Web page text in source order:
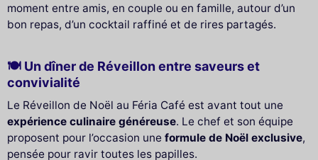
moment entre amis, en couple ou en famille, autour d’un
bon repas, d’un cocktail raffiné et de rires partagés.
🍽️ Un dîner de Réveillon entre saveurs et
convivialité
Le Réveillon de Noël au Féria Café est avant tout une
expérience culinaire généreuse. Le chef et son équipe
proposent pour l’occasion une formule de Noël exclusive,
pensée pour ravir toutes les papilles.